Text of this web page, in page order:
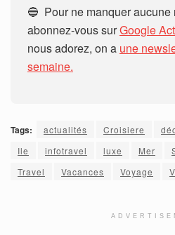
🔵 Pour ne manquer aucune
abonnez-vous surGoogle
nous adorez, on a une
semaine.
Tags: actualités Croisiere
Ile
infotravel luxe Mer
Travel
Vacances Voyage